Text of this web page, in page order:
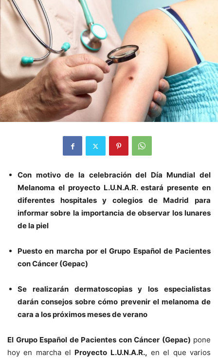
Con motivo de la celebración del Día Mundial del
Melanoma el proyecto L.U.N.A.R. estará presente en
diferentes hospitales y colegios de Madrid para
informar sobre la importancia de observar los lunares
de la piel
Puesto en marcha por el Grupo Español de Pacientes
con Cáncer (Gepac)
Se realizarán dermatoscopias y los especialistas
darán consejos sobre cómo prevenir el melanoma de
cara a los próximos meses de verano
El Grupo Español de Pacientes con Cáncer (Gepac) pone
hoy en marcha el Proyecto L.U.N.A.R., en el que varios